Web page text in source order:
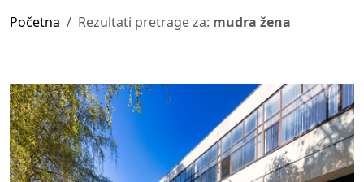
Početna Rezultati pretrage za: mudra žena